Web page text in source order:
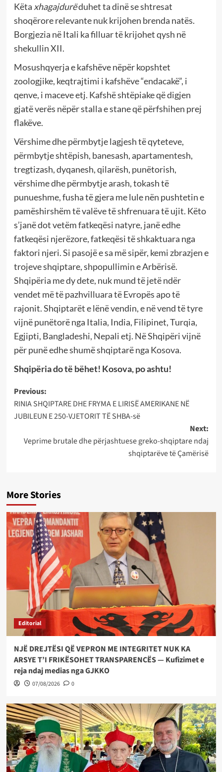
Këtaxhagajdurëduhet ta dinë se shtresat
shoqërore relevante nuk krijohen brenda natës.
Borgjezia në Itali ka filluar të krijohet qysh në
shekullin XII.
Mosushqyerja e kafshëve nëpër kopshtet
zoologjike, keqtrajtimi i kafshëve “endacakë”, i
qenve, i maceve etj. Kafshë shtëpiake që digjen
gjatë verës nëpër stalla e stane që përfshihen prej
flakëve.
Vërshime dhe përmbytje lagjesh të qyteteve,
përmbytje shtëpish, banesash, apartamentesh,
tregtizash, dyqanesh, qilarësh, punëtorish,
vërshime dhe përmbytje arash, tokash të
punueshme, fusha të gjera me lule nën pushtetin e
pamëshirshëm të valëve të shfrenuara të ujit. Këto
s’janë dot vetëm fatkeqësi natyre, janë edhe
fatkeqësi njerëzore, fatkeqësi të shkaktuara nga
faktori njeri. Si pasojë e sa më sipër, kemi zbrazjen e
trojeve shqiptare, shpopullimin e Arbërisë.
Shqipëria me dy dete, nuk mund të jetë ndër
vendet më të pazhvilluara të Evropës apo të
rajonit. Shqiptarët e lënë vendin, e në vend të tyre
vijnë punëtorë nga Italia, India, Filipinet, Turqia,
Egjipti, Bangladeshi, Nepali etj. Në Shqipëri vijnë
për punë edhe shumë shqiptarë nga Kosova.
Shqipëria do të bëhet! Kosova, po ashtu!
Post
navigation
Previous:
RINIA SHQIPTARE DHE FRYMA E LIRISË AMERIKANE NË
JUBILEUN E 250-VJETORIT TË SHBA-së
Next:
Veprime brutale dhe përjashtuese greko-shqiptare ndaj
shqiptarëve të Çamërisë
More Stories
Editorial
NJË DREJTËSI QË VEPRON ME INTEGRITET NUK KA
ARSYE T’I FRIKËSOHET TRANSPARENCËS — Kufizimet e
reja ndaj medias nga GJKKO
07/08/2026 0